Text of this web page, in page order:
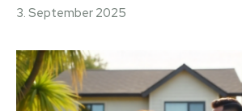
3. September 2025